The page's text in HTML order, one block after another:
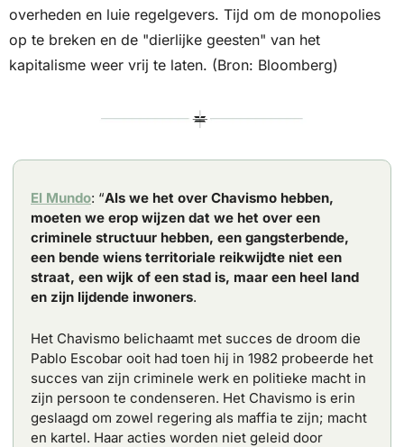
overheden en luie regelgevers. Tijd om de monopolies
op te breken en de "dierlijke geesten" van het
kapitalisme weer vrij te laten. (Bron: Bloomberg)
El Mundo: “Als we het over Chavismo hebben,
moeten we erop wijzen dat we het over een
criminele structuur hebben, een gangsterbende,
een bende wiens territoriale reikwijdte niet een
straat, een wijk of een stad is, maar een heel land
en zijn lijdende inwoners.
Het Chavismo belichaamt met succes de droom die
Pablo Escobar ooit had toen hij in 1982 probeerde het
succes van zijn criminele werk en politieke macht in
zijn persoon te condenseren. Het Chavismo is erin
geslaagd om zowel regering als maffia te zijn; macht
en kartel. Haar acties worden niet geleid door